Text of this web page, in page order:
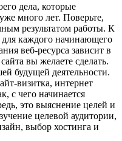
дела, которые
много лет. Поверьте,
результатом работы. К
для каждого начинающего
веб-ресурса зависит в
вы желаете сделать.
будущей деятельности.
визитка, интернет
с чего начинается
это выяснение целей и
целевой аудитории,
выбор хостинга и